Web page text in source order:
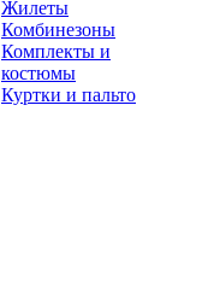
Жилеты
Комбинезоны
Комплекты и
костюмы
Куртки и пальто